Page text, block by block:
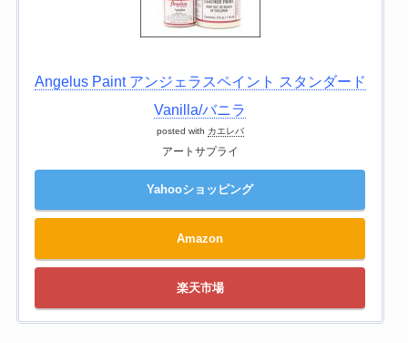
Angelus Paint アンジェラスペイント スタンダード
Vanilla/バニラ
posted with カエレバ
アートサプライ
Yahooショッピング
Amazon
楽天市場